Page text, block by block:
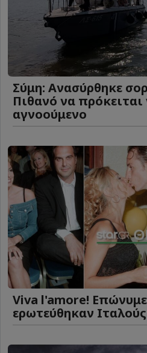
Σύμη: Ανασύρθηκε
Πιθανό να πρόκειται
αγνοούμενο
Viva l'amore!
ερωτεύθηκαν Ιταλούς